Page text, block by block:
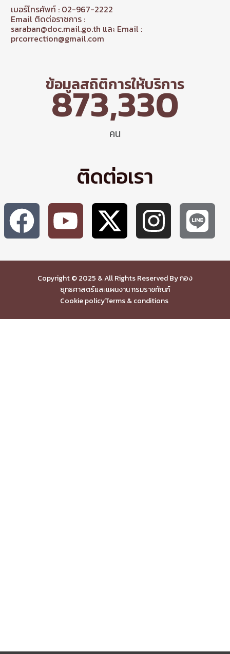
เบอร์โทรศัพท์ : 02-967-2222
Email ติดต่อราชการ :
saraban@doc.mail.go.th และ Email :
prcorrection@gmail.com
ข้อมูลสถิติการให้บริการ
คน
873,330
ติดต่อเรา
Copyright © 2025 & All Rights Reserved By กอง
ยุทธศาสตร์และแผนงาน กรมราชทัณฑ์
Cookie policyTerms & conditions